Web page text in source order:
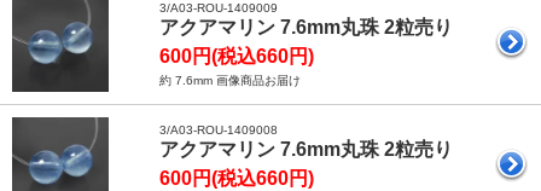
3/A03-ROU-1409009
アクアマリン 7.6mm丸珠 2粒売り
600円(税込660円)
約 7.6mm 画像商品お届け
3/A03-ROU-1409008
アクアマリン 7.6mm丸珠 2粒売り
600円(税込660円)